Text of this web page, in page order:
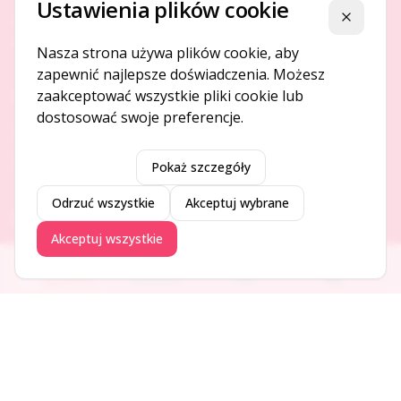
Platforma ogłoszeń i firm, która łączy ludzi i rozwija biznes
O NAS
DODAJ I PROMUJ
Dodaj ogłoszenie
Dodaj firmę
Ogłoszenia Aktualności Firmy Blog
Ustawienia plików cookie Zamknij
Nasza strona używa plików cookie, aby
zapewnić najlepsze doświadczenia. Możesz
zaakceptować wszystkie pliki cookie lub
dostosować swoje preferencje.
Pokaż szczegóły
Odrzuć wszystkie Akceptuj wybrane
Akceptuj wszystkie